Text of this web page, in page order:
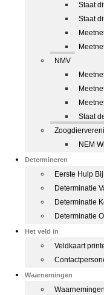
Staat
Staat
NMV
Staat
NEM
Determineren
Eerste Hulp
Determinatie
Determinatie
Determinatie
Het veld in
Veldkaart
Waarnemingen
Waarnemingen